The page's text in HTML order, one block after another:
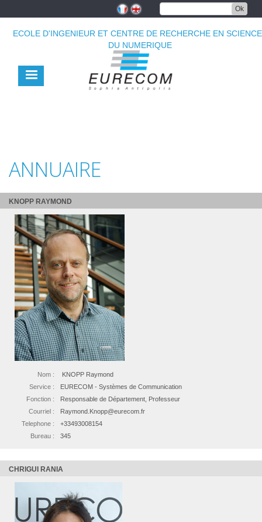
principal
Ok
ECOLE D'INGENIEUR ET CENTRE DE RECHERCHE EN
DU NUMERIQUE
ANNUAIRE
KNOPP RAYMOND
Nom :
KNOPP Raymond
Service :
EURECOM - Systèmes de Communication
Fonction :
Responsable de Département, Professeur
Courriel :
Raymond.Knopp@eurecom.fr
Telephone :
+33493008154
Bureau :
345
CHRIGUI RANIA